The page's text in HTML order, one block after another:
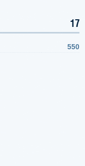
17
550